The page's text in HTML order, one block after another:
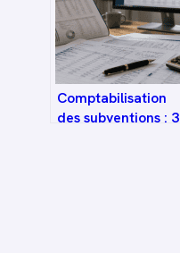
Comptabilisation
des subventions : 3